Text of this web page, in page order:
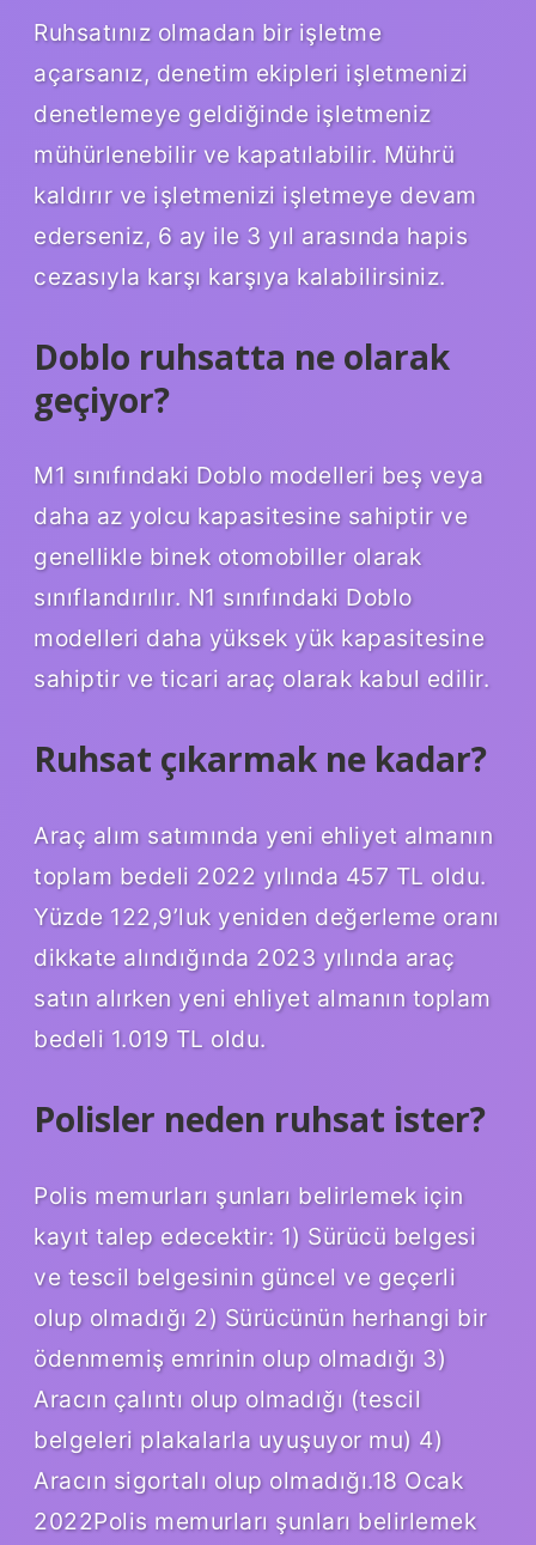
Ruhsatınız olmadan bir işletme
açarsanız, denetim ekipleri işletmenizi
denetlemeye geldiğinde işletmeniz
mühürlenebilir ve kapatılabilir. Mührü
kaldırır ve işletmenizi işletmeye devam
ederseniz, 6 ay ile 3 yıl arasında hapis
cezasıyla karşı karşıya kalabilirsiniz.
Doblo ruhsatta ne olarak
geçiyor?
M1 sınıfındaki Doblo modelleri beş veya
daha az yolcu kapasitesine sahiptir ve
genellikle binek otomobiller olarak
sınıflandırılır. N1 sınıfındaki Doblo
modelleri daha yüksek yük kapasitesine
sahiptir ve ticari araç olarak kabul edilir.
Ruhsat çıkarmak ne kadar?
Araç alım satımında yeni ehliyet almanın
toplam bedeli 2022 yılında 457 TL oldu.
Yüzde 122,9’luk yeniden değerleme oranı
dikkate alındığında 2023 yılında araç
satın alırken yeni ehliyet almanın toplam
bedeli 1.019 TL oldu.
Polisler neden ruhsat ister?
Polis memurları şunları belirlemek için
kayıt talep edecektir: 1) Sürücü belgesi
ve tescil belgesinin güncel ve geçerli
olup olmadığı 2) Sürücünün herhangi bir
ödenmemiş emrinin olup olmadığı 3)
Aracın çalıntı olup olmadığı (tescil
belgeleri plakalarla uyuşuyor mu) 4)
Aracın sigortalı olup olmadığı.18 Ocak
2022Polis memurları şunları belirlemek